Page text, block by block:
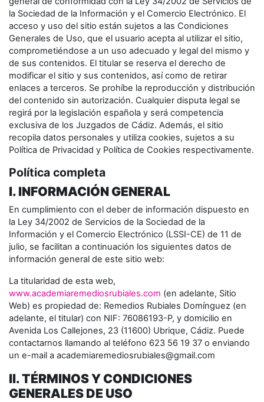
la Sociedad de la Información y el Comercio Electrónico. El
acceso y uso del sitio están sujetos a las Condiciones
Generales de Uso, que el usuario acepta al utilizar el sitio,
comprometiéndose a un uso adecuado y legal del mismo y
de sus contenidos. El titular se reserva el derecho de
modificar el sitio y sus contenidos, así como de retirar
enlaces a terceros. Se prohíbe la reproducción y distribución
del contenido sin autorización. Cualquier disputa legal se
regirá por la legislación española y será competencia
exclusiva de los Juzgados de Cádiz. Además, el sitio
recopila datos personales y utiliza cookies, sujetos a su
Política de Privacidad y Política de Cookies respectivamente.
Política completa
I. INFORMACIÓN GENERAL
En cumplimiento con el deber de información dispuesto en
la Ley 34/2002 de Servicios de la Sociedad de la
Información y el Comercio Electrónico (LSSI-CE) de 11 de
julio, se facilitan a continuación los siguientes datos de
información general de este sitio web:
La titularidad de esta web,
www.academiaremediosrubiales.com (en adelante, Sitio
Web) es propiedad de: Remedios Rubiales Domínguez (en
adelante, el titular) con NIF: 76086193-P, y domicilio en
Avenida Los Callejones, 23 (11600) Ubrique, Cádiz. Puede
contactarnos llamando al teléfono 623 56 19 37 o enviando
un e-mail a academiaremediosrubiales@gmail.com
II. TÉRMINOS Y CONDICIONES
GENERALES DE USO